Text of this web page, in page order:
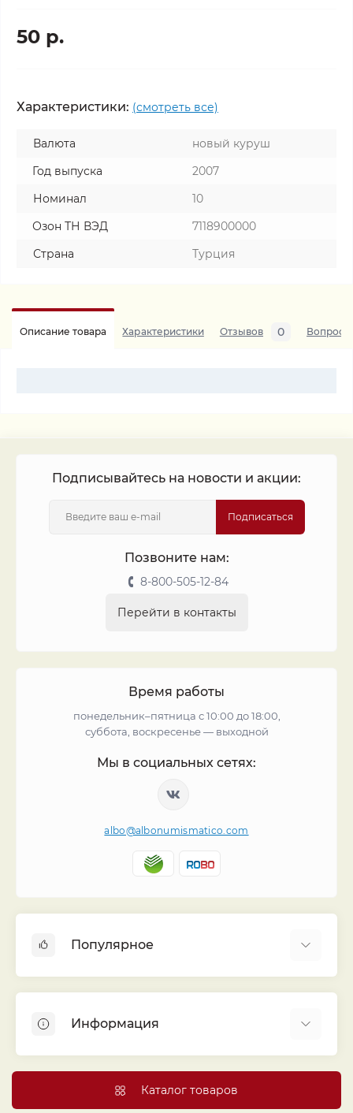
50 р.
Характеристики: (смотреть все)
Валюта
новый куруш
Год выпуска
2007
Номинал
10
Озон ТН ВЭД
7118900000
Страна
Турция
Описание товара Характеристики Отзывов 0 Вопросы
Подписывайтесь на новости и акции:
Подписаться
Позвоните нам:
8-800-505-12-84
Перейти в контакты
Время работы
понедельник–пятница с 10:00 до 18:00,
суббота, воскресенье — выходной
Мы в социальных сетях:
albo@albonumismatico.com
Популярное
Монеты
Банкноты
Листы для монет
Капсулы и холдеры
Информация
Каталог товаров